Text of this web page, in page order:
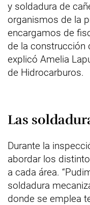
y soldadura de
organismos de la
encargamos de
de la construcción
explicó Amelia
de Hidrocarburos.
Las
Durante la
abordar los
a cada área.
soldadura
donde se emplea